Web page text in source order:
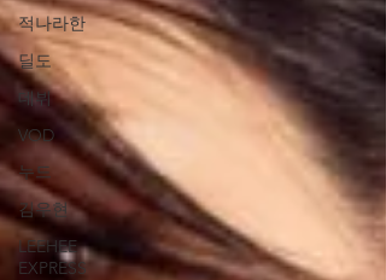
적나라한
딜도
데뷔
VOD
누드
김우현
LEEHEE
EXPRESS